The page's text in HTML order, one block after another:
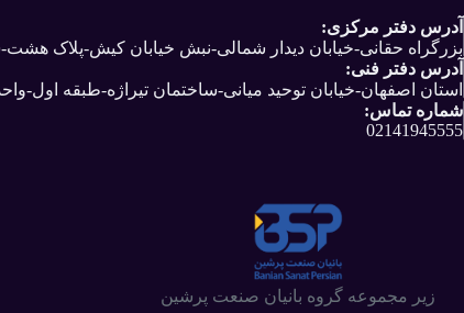
آدرس دفتر مرکزی:
بزرگراه حقانی-خیابان دیدار شمالی-نبش خیابان کیش-پلاک
آدرس دفتر فنی:
استان اصفهان-خیابان توحید میانی-ساختمان تیراژه-طبقه اول-واحد
شماره تماس:
02141945555
زیر مجموعه گروه بانیان صنعت پرشین